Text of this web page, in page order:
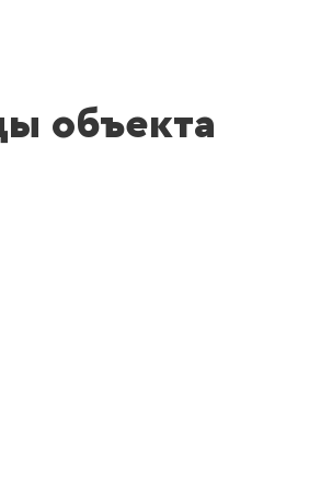
объекта